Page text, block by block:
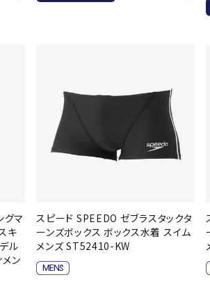
キャップ
グマ
キ
ル
ン
スピード SPEEDO ゼブラスタックタ
ーンズボックス ボックス水着 スイム
メンズ ST52410-KW